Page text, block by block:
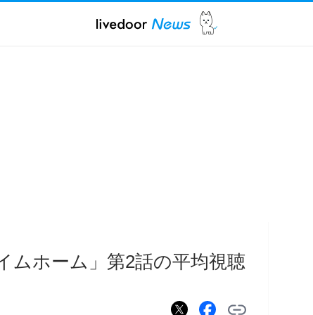
ムホーム」第2話の平均視聴